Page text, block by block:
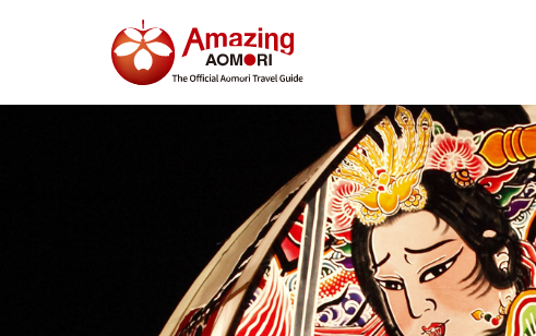
특집
즐길 거리
예약
日本語
繁体中文